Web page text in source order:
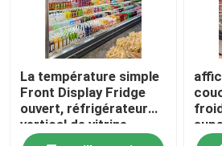
La température simple
Front Display Fridge
ouvert, réfrigérateur
vertical de vitrine